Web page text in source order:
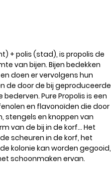
+ polis (stad), is propolis de
van bijen. Bijen bedekken
doen er vervolgens hun
de door de bij geproduceerde
Pure Propolis is een
en flavonoïden die door
stengels en knoppen van
van de bij in de korf... Het
scheuren in de korf, het
kolonie kan worden gegooid,
schoonmaken ervan.